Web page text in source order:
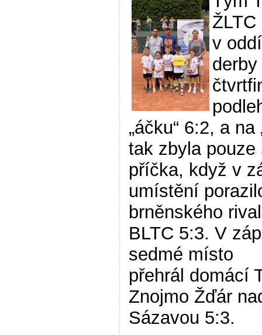
v
derby
„áčku“ 6:2, a na
tak zbyla pouze
příčka, když v
umístění
brněnského
BLTC 5:3. V
sedmé místo
přehrál domácí
Znojmo Žďár
Sázavou 5:3.